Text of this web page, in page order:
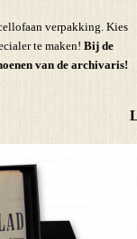
verpakking. Kies
te maken! Bij de
van de archivaris!